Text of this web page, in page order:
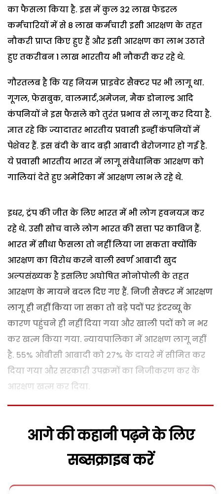
का फैसला किया है. इस में कुल 32 लाख फेडरल
कर्मचारियों में से 8 लाख कर्मचारी इसी आरक्षण के तहत
नौकरी प्राप्त किए हुए हैं और इसी आरक्षण का लाभ उठाते
हुए तकरीबन 1 लाख भारतीय भी नौकरी कर रहे थे.
गौरतलब है कि यह नियम प्राइवेट सैक्टर पर भी लागू था.
गूगल, फेसबुक, वालमार्ट,अमेजन, मैक डोनाल्ड आदि
कंपनियों ने इस फैसले को तुरंत प्रभाव से लागू कर दिया है.
ज्ञात रहे कि ज्यादातर भारतीय प्रवासी इन्हीं कंपनियों में
पेशेवर हैं. इस बंदी के बाद बड़ी आबादी बेरोजगार हो गई है.
ये प्रवासी भारतीय भारत में लागू संवैधानिक आरक्षण को
गालियां देते हुए अमेरिका में आरक्षण लाभ ले रहे थे.
इधर, ट्रंप की जीत के लिए भारत में भी लोग हवनयज्ञ कर
रहे थे. उसी सोच वाले लोग भारत की सत्ता पर काबिज हैं.
भारत में सीधा फैसला तो नहीं लिया जा सकता क्योंकि
आरक्षण का विरोध करने वाली स्वर्ण आबादी खुद
अल्पसंख्यक है इसलिए अघोषित मोनोपोली के तहत
आरक्षण के मायने बदल दिए गए हैं. निजी सैक्टर में आरक्षण
लागू ही नहीं किया जा सका तो बड़े पदों पर इंटरव्यू के
कारण पहुंचने ही नहीं दिया गया और खाली पदों को न भर
कर खत्म किया गया. न्यायपालिका में आरक्षण लागू नहीं
है. 55% ओबीसी आबादी को 27% के दायरे में सीमित कर
दिया गया और सरकारी उपक्रमों का निजीकरण कर के
आरक्षण खत्म कर दिया.
आगे की कहानी पढ़ने के लिए
सब्सक्राइब करें